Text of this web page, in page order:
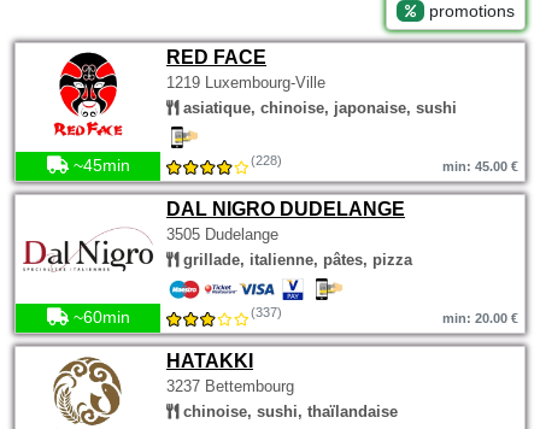
promotions
RED FACE
1219 Luxembourg-Ville
asiatique, chinoise, japonaise, sushi
~45min (228) min: 45.00 €
DAL NIGRO DUDELANGE
3505 Dudelange
grillade, italienne, pâtes, pizza
~60min (337) min: 20.00 €
HATAKKI
3237 Bettembourg
chinoise, sushi, thaïlandaise